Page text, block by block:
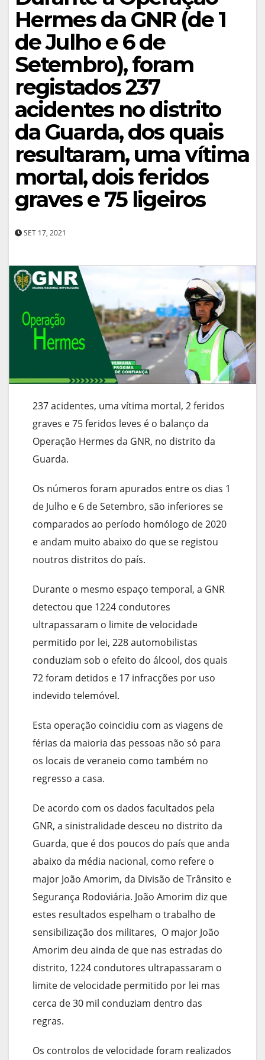
Hermes da GNR (de 1
de Julho e 6 de
Setembro), foram
registados 237
acidentes no distrito
da Guarda, dos quais
resultaram, uma vítima
mortal, dois feridos
graves e 75 ligeiros
SET 17, 2021
237 acidentes, uma vítima mortal, 2 feridos
graves e 75 feridos leves é o balanço da
Operação Hermes da GNR, no distrito da
Guarda.
Os números foram apurados entre os dias 1
de Julho e 6 de Setembro, são inferiores se
comparados ao período homólogo de 2020
e andam muito abaixo do que se registou
noutros distritos do país.
Durante o mesmo espaço temporal, a GNR
detectou que 1224 condutores
ultrapassaram o limite de velocidade
permitido por lei, 228 automobilistas
conduziam sob o efeito do álcool, dos quais
72 foram detidos e 17 infracções por uso
indevido telemóvel.
Esta operação coincidiu com as viagens de
férias da maioria das pessoas não só para
os locais de veraneio como também no
regresso a casa.
De acordo com os dados facultados pela
GNR, a sinistralidade desceu no distrito da
Guarda, que é dos poucos do país que anda
abaixo da média nacional, como refere o
major João Amorim, da Divisão de Trânsito e
Segurança Rodoviária. João Amorim diz que
estes resultados espelham o trabalho de
sensibilização dos militares, O major João
Amorim deu ainda de que nas estradas do
distrito, 1224 condutores ultrapassaram o
limite de velocidade permitido por lei mas
cerca de 30 mil conduziam dentro das
regras.
Os controlos de velocidade foram realizados